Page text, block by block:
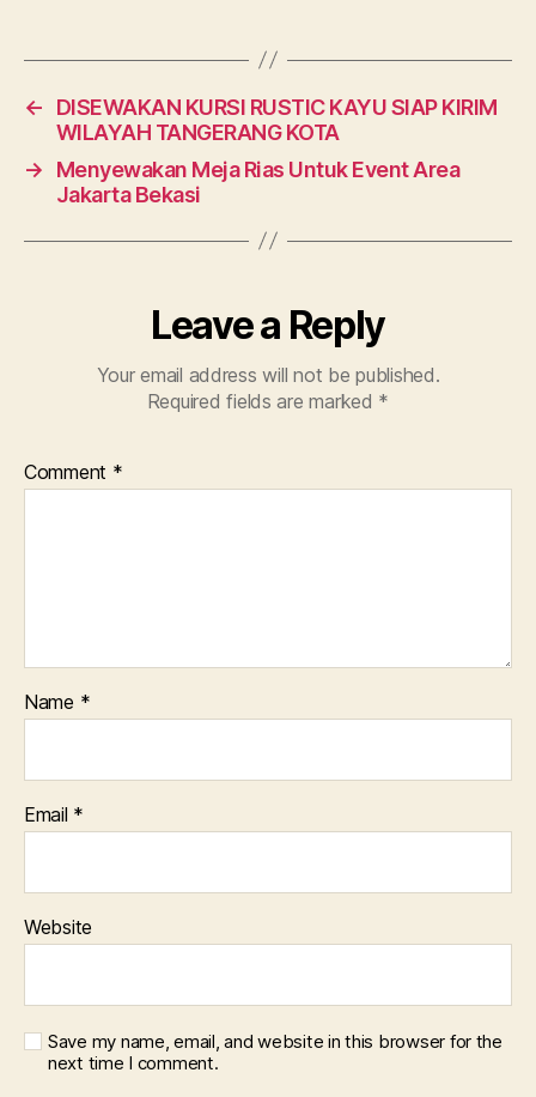
←
DISEWAKAN KURSI RUSTIC KAYU SIAP KIRIM
WILAYAH TANGERANG KOTA
→
Menyewakan Meja Rias Untuk Event Area
Jakarta Bekasi
Leave a Reply
Your email address will not be published.
Required fields are marked *
Comment *
Name *
Email *
Website
Save my name, email, and website in this browser for the
next time I comment.